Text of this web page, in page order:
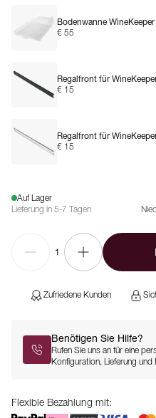
Bodenwanne WineKeeper
€ 55
Regalfront für
€ 15
Regalfront für
€ 15
Auf Lager
Lieferung in 5-7 Tagen
1
Zufriedene Kunden
Benötigen Sie Hilfe?
Rufen Sie uns an für eine
Konfiguration, Lieferung und
Flexible Bezahlung mit: